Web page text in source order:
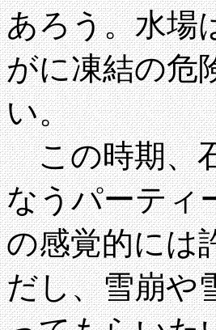
あろう。水場
がに凍結の危
い。
この時期、
なうパーティ
の感覚的には
だし、雪崩や